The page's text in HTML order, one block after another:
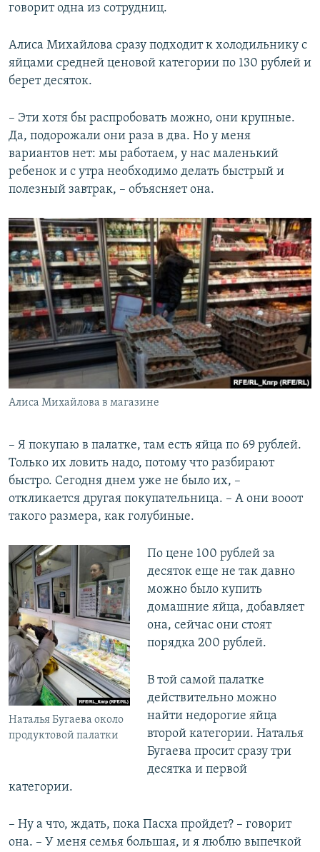
говорит одна из сотрудниц.
Алиса Михайлова сразу подходит к холодильнику с
яйцами средней ценовой категории по 130 рублей и
берет десяток.
– Эти хотя бы распробовать можно, они крупные.
Да, подорожали они раза в два. Но у меня
вариантов нет: мы работаем, у нас маленький
ребенок и с утра необходимо делать быстрый и
полезный завтрак, – объясняет она.
Алиса Михайлова в магазине
– Я покупаю в палатке, там есть яйца по 69 рублей.
Только их ловить надо, потому что разбирают
быстро. Сегодня днем уже не было их, –
откликается другая покупательница. – А они вооот
такого размера, как голубиные.
Наталья Бугаева около
продуктовой палатки
По цене 100 рублей за
десяток еще не так давно
можно было купить
домашние яйца, добавляет
она, сейчас они стоят
порядка 200 рублей.
В той самой палатке
действительно можно
найти недорогие яйца
второй категории. Наталья
Бугаева просит сразу три
десятка и первой
категории.
– Ну а что, ждать, пока Пасха пройдет? – говорит
она. – У меня семья большая, и я люблю выпечкой